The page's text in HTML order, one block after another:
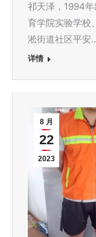
祁天泽，1994
育学院实验学校
淞街道社区平安
详情
8 月
22
2023